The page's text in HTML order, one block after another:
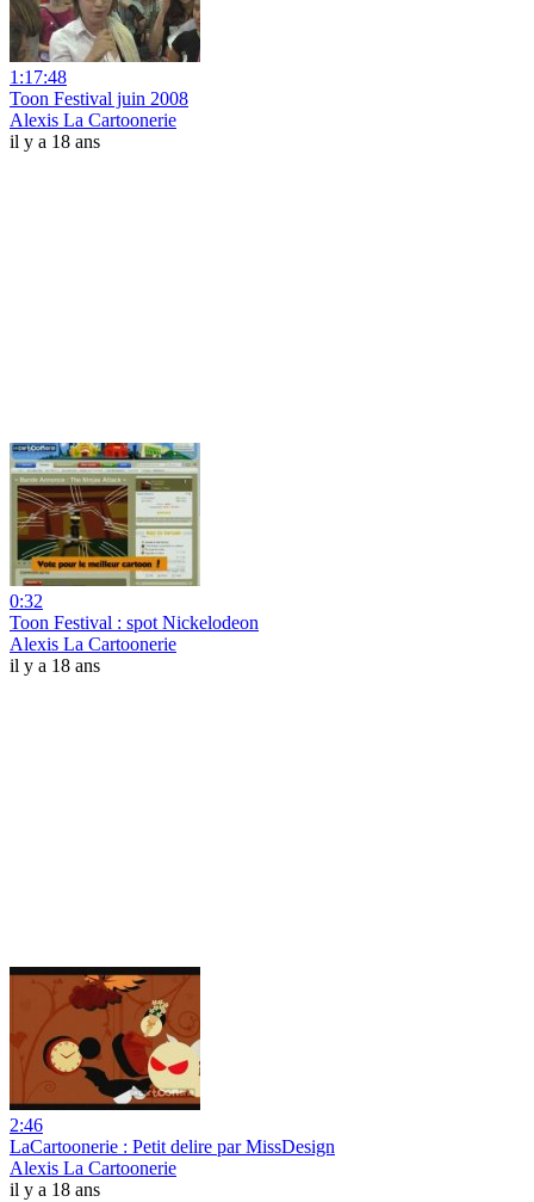
1:17:48
Toon Festival juin 2008
Alexis La Cartoonerie
il y a 18 ans
0:32
Toon Festival : spot Nickelodeon
Alexis La Cartoonerie
il y a 18 ans
2:46
LaCartoonerie : Petit delire par MissDesign
Alexis La Cartoonerie
il y a 18 ans